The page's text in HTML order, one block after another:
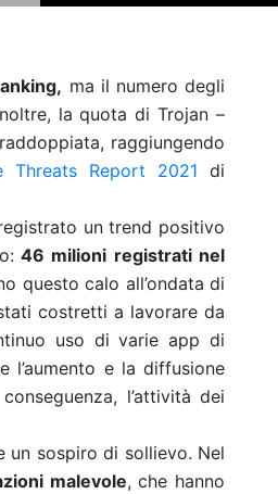
ma il numero degli
la quota di Trojan –
raggiungendo
Threats Report 2021 di
un trend positivo
46 milioni registrati nel
questo calo all’ondata di
costretti a lavorare da
uso di varie app di
l’aumento e la diffusione
l’attività dei
un sospiro di sollievo. Nel
malevole, che hanno